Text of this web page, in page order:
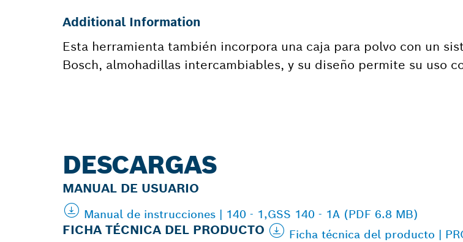
Additional Information
Esta herramienta también incorpora una caja para polvo con un
Bosch, almohadillas intercambiables, y su diseño permite su uso
DESCARGAS
MANUAL DE USUARIO
Manual de instrucciones | 140 - 1,GSS 140 - 1A (PDF 6.8 MB)
FICHA TÉCNICA DEL PRODUCTO Ficha técnica del producto |